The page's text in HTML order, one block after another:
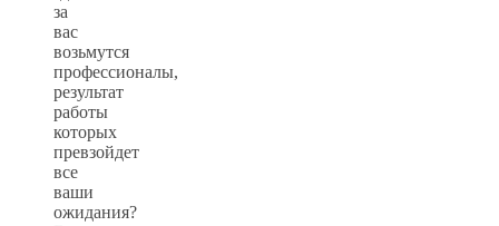
за
вас
возьмутся
профессионалы,
результат
работы
которых
превзойдет
все
ваши
ожидания?